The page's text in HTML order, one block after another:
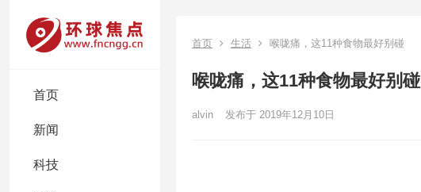
首页
新闻
科技
首页 生活 喉咙痛，这11种食物最好别碰
喉咙痛，这11种食物最好别碰
alvin 发布于 2019年12月10日